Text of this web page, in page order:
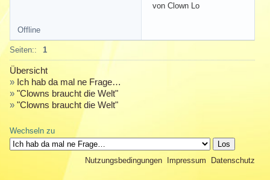
von Clown Lo
Offline
Seiten:: 1
Übersicht
» Ich hab da mal ne Frage…
» "Clowns braucht die Welt"
» "Clowns braucht die Welt"
Wechseln zu
Nutzungsbedingungen Impressum Datenschutz